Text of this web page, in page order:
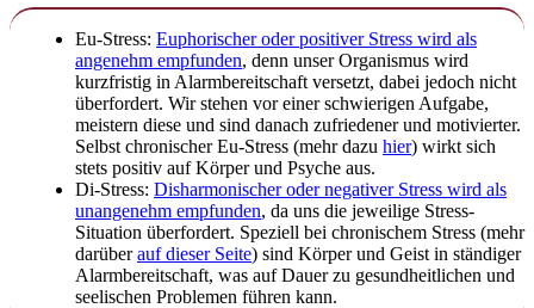
Eu-Stress: Euphorischer oder positiver Stress wird als
angenehm empfunden, denn unser Organismus wird
kurzfristig in Alarmbereitschaft versetzt, dabei jedoch nicht
überfordert. Wir stehen vor einer schwierigen Aufgabe,
meistern diese und sind danach zufriedener und motivierter.
Selbst chronischer Eu-Stress (mehr dazu hier) wirkt sich
stets positiv auf Körper und Psyche aus.
Di-Stress: Disharmonischer oder negativer Stress wird als
unangenehm empfunden, da uns die jeweilige Stress-
Situation überfordert. Speziell bei chronischem Stress (mehr
darüberauf dieser Seite) sind Körper und Geist in ständiger
Alarmbereitschaft, was auf Dauer zu gesundheitlichen und
seelischen Problemen führen kann.